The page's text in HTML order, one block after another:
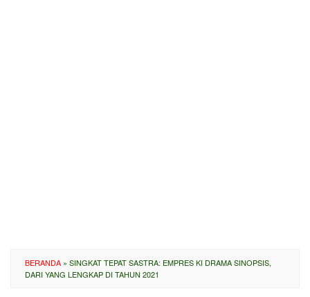
BERANDA » SINGKAT TEPAT SASTRA: EMPRES KI DRAMA SINOPSIS,
DARI YANG LENGKAP DI TAHUN 2021